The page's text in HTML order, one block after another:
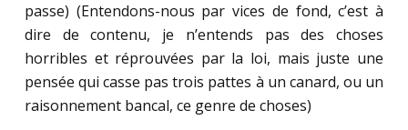
passe) (Entendons-nous par vices de fond, c’est à
dire de contenu, je n’entends pas des choses
horribles et réprouvées par la loi, mais juste une
pensée qui casse pas trois pattes à un canard, ou un
raisonnement bancal, ce genre de choses)